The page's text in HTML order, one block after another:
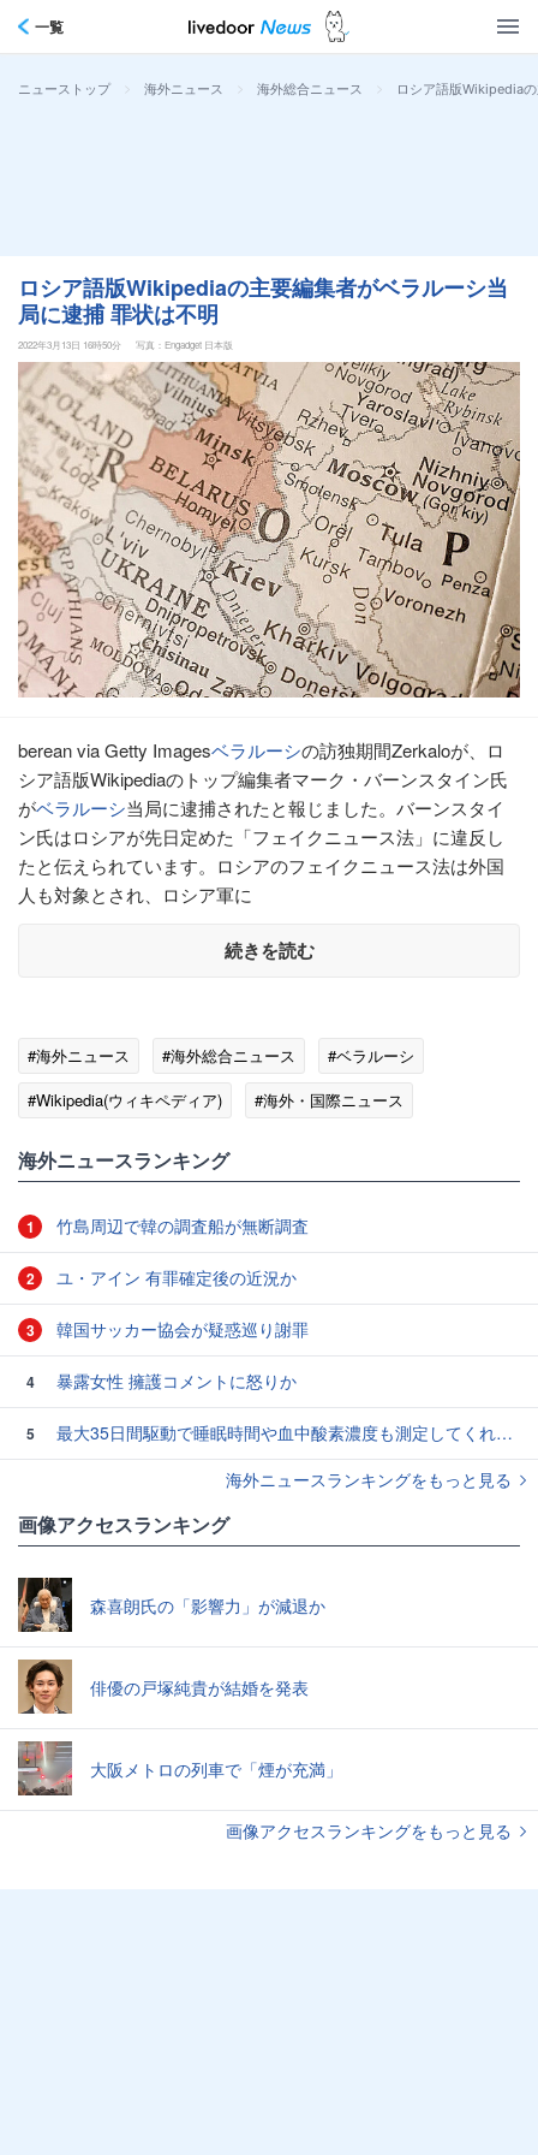
一覧
ニューストップ > 海外ニュース > 海外総合ニュース > ロシア語版Wikipedia
ロシア語版Wikipediaの主要編集者がベラルーシ当
局に逮捕 罪状は不明
2022年3月13日 16時50分 写真：Engadget 日本版
berean via Getty Imagesベラルーシの訪独期間Zerkaloが、ロ
シア語版Wikipediaのトップ編集者マーク・バーンスタイン氏
がベラルーシ当局に逮捕されたと報じました。バーンスタイ
ン氏はロシアが先日定めた「フェイクニュース法」に違反し
たと伝えられています。ロシアのフェイクニュース法は外国
人も対象とされ、ロシア軍に
続きを読む
#海外ニュース #海外総合ニュース
#ベラルーシ
#Wikipedia(ウィキペディア)
#海外・国際ニュース
海外ニュースランキング
1 竹島周辺で韓の調査船が無断調査
2 ユ・アイン 有罪確定後の近況か
3 韓国サッカー協会が疑惑巡り謝罪
4 暴露女性 擁護コメントに怒りか
5
最大35日間駆動で睡眠時間や血中酸素濃度も測定してくれるアナログ時計風スマートウォッチ「ScanWatch Vitals」を使ってみた
海外ニュースランキングをもっと見る
画像アクセスランキング
森喜朗氏の「影響力」が減退か
俳優の戸塚純貴が結婚を発表
大阪メトロの列車で「煙が充満」
画像アクセスランキングをもっと見る